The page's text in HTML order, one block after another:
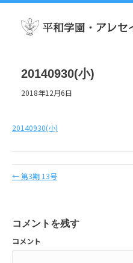
20140930(小)
2018年12月6日
20140930(小)
← 第3期 13号
コメントを残す
コメント